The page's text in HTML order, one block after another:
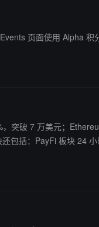
页面使用 Alpha 积
突破 7 万美元；
；AI 板块下跌